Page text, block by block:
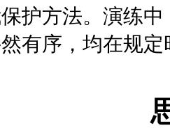
护方法。演练
有序，均在规